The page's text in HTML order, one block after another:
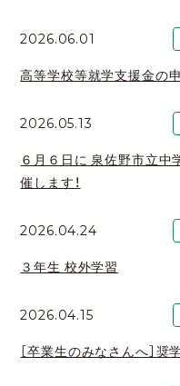
2026.06.01
高等学校等就学支援金の
2026.05.13
６月６日に 泉佐野市立中
催します！
2026.04.24
３年生 校外学習
2026.04.15
［卒業生のみなさんへ］奨